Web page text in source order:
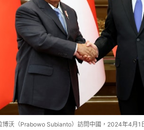
博沃（Prabowo Subianto）訪問中國，2024年4月1